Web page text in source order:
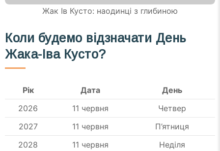
Жак Ів Кусто: наодинці з глибиною
Коли будемо відзначати День
Жака-Іва Кусто?
Рік Дата
День
2026
11 червня
Четвер
2027
11 червня
П’ятниця
2028
11 червня
Неділя